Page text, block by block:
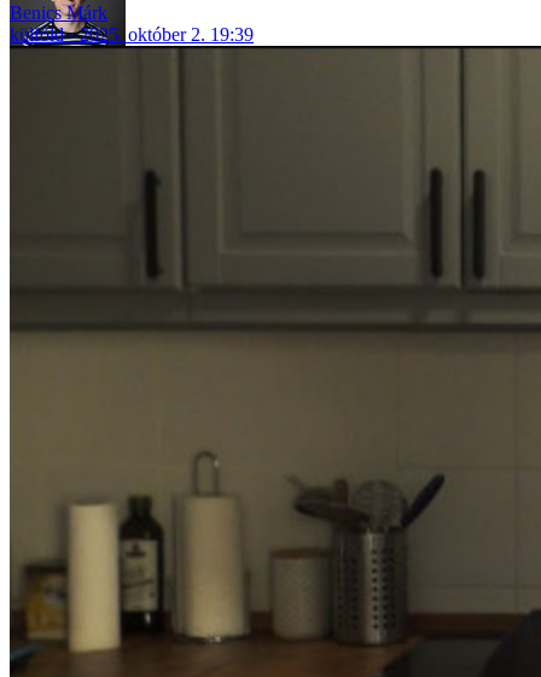
Benics Márk
külföld
2025. október 2. 19:39